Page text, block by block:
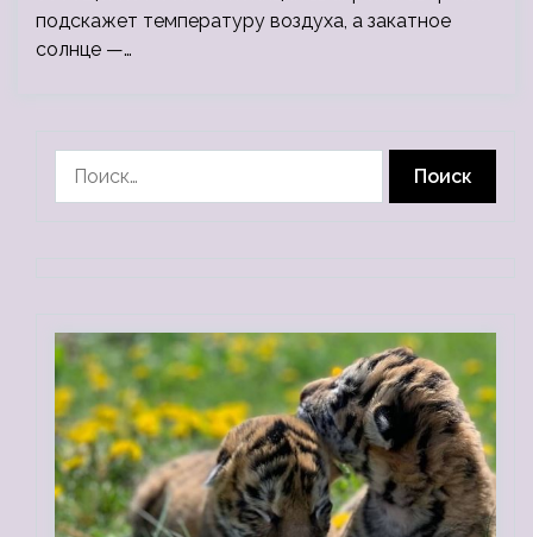
подскажет температуру воздуха, а закатное
солнце —…